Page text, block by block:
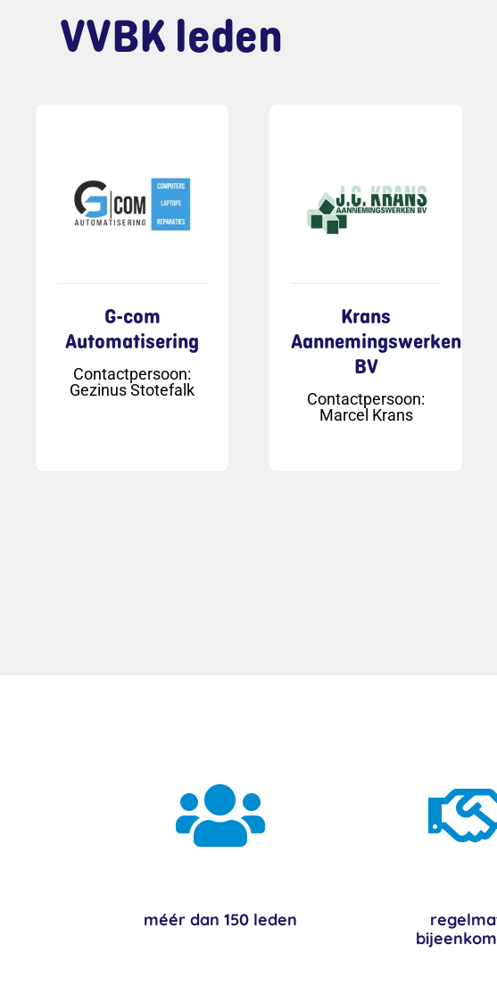
VVBK leden
G-com
Automatisering
Contactpersoon:
Gezinus Stotefalk
Krans
Aannemingswerken
BV
Contactpersoon:
Marcel Krans

méér dan 150 leden